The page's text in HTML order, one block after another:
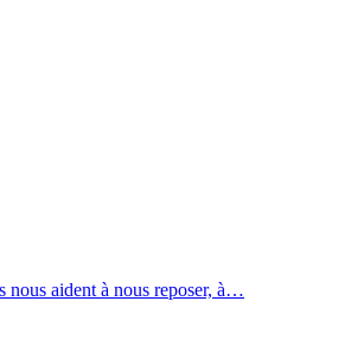
nous aident à nous reposer, à…